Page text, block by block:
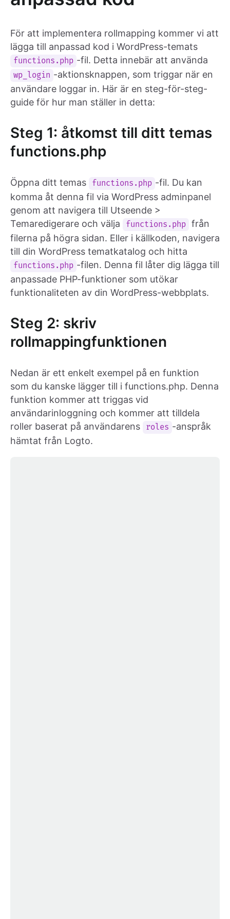
För att implementera rollmapping kommer vi att
lägga till anpassad kod i WordPress-temats
functions.php -fil. Detta innebär att använda
wp_login -aktionsknappen, som triggar när en
användare loggar in. Här är en steg-för-steg-
guide för hur man ställer in detta:
Steg 1: åtkomst till ditt temas
functions.php
Öppna ditt temas functions.php -fil. Du kan
komma åt denna fil via WordPress adminpanel
genom att navigera till Utseende >
Temaredigerare och välja
functions.php från
filerna på högra sidan. Eller i källkoden, navigera
till din WordPress tematkatalog och hitta
functions.php -filen. Denna fil låter dig lägga till
anpassade PHP-funktioner som utökar
funktionaliteten av din WordPress-webbplats.
Steg 2: skriv
rollmappingfunktionen
Nedan är ett enkelt exempel på en funktion
som du kanske lägger till i functions.php. Denna
funktion kommer att triggas vid
användarinloggning och kommer att tilldela
roller baserat på användarens
roles -anspråk
hämtat från Logto.